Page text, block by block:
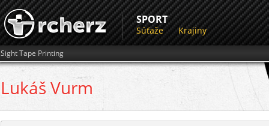
SPORT
Súťaže Krajiny
Sight Tape Printing
Lukáš Vurm